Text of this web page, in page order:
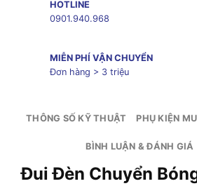
HOTLINE
0901.940.968
MIỄN PHÍ VẬN CHUYỂN
Đơn hàng > 3 triệu
THÔNG SỐ KỸ THUẬT PHỤ KIỆN
BÌNH LUẬN & ĐÁNH GIÁ
Đui Đèn Chuyển